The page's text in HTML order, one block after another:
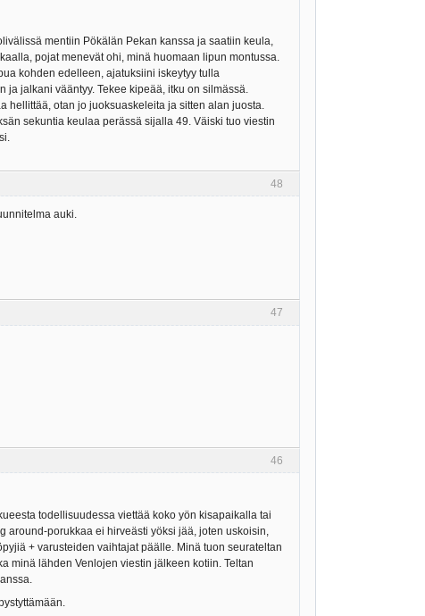
mentiin Pökälän Pekan kanssa ja saatiin keula,
pojat menevät ohi, minä huomaan lipun montussa.
kohden edelleen, ajatuksiini iskeytyy tulla
jalkani vääntyy. Tekee kipeää, itku on silmässä.
otan jo juoksuaskeleita ja sitten alan juosta.
sekuntia keulaa perässä sijalla 49. Väiski tuo viestin
48
auki.
47
46
todellisuudessa viettää koko yön kisapaikalla tai
porukkaa ei hirveästi yöksi jää, joten uskoisin,
+ varusteiden vaihtajat päälle. Minä tuon seurateltan
minä lähden Venlojen viestin jälkeen kotiin. Teltan